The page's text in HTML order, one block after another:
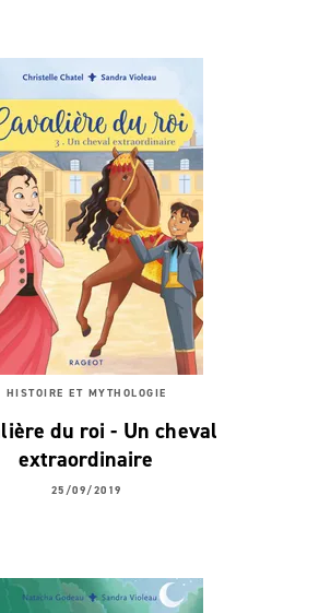
HISTOIRE ET MYTHOLOGIE
du roi - Un cheval
extraordinaire
25/09/2019